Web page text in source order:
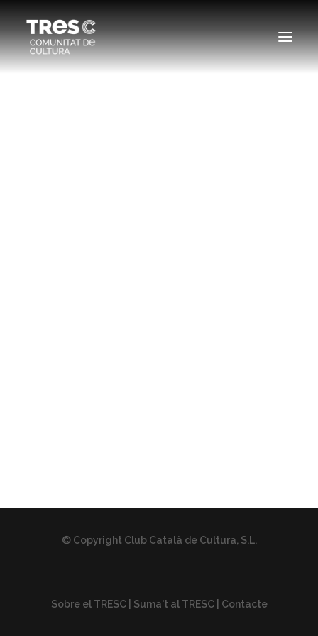
© Copyright Club Català de Cultura, S.L.
Sobre el TRESC| Suma't al TRESC| Contacte